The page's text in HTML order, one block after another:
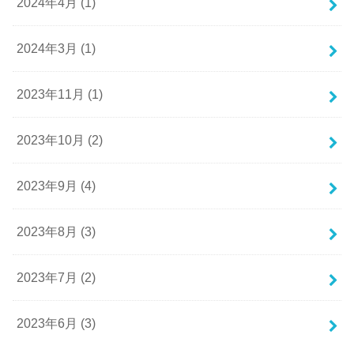
2024年3月 (1)
2023年11月 (1)
2023年10月 (2)
2023年9月 (4)
2023年8月 (3)
2023年7月 (2)
2023年6月 (3)